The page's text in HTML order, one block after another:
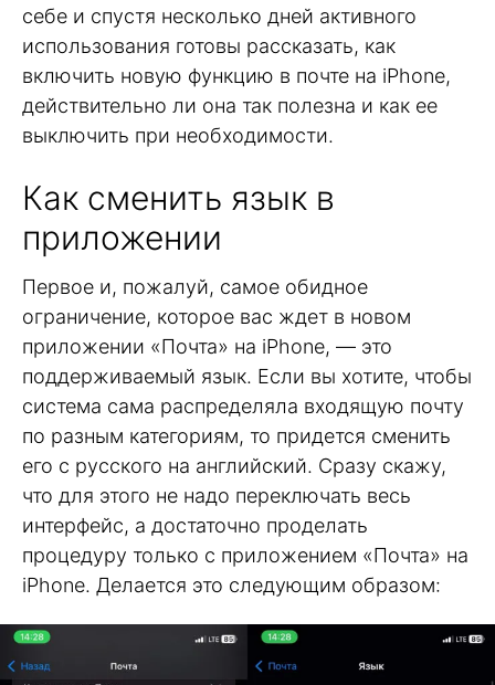
себе и спустя несколько дней активного
использования готовы рассказать, как
включить новую функцию в почте на iPhone,
действительно ли она так полезна и как ее
выключить при необходимости.
Как сменить язык в
приложении
Первое и, пожалуй, самое обидное
ограничение, которое вас ждет в новом
приложении «Почта» на iPhone, — это
поддерживаемый язык. Если вы хотите, чтобы
система сама распределяла входящую почту
по разным категориям, то придется сменить
его с русского на английский. Сразу скажу,
что для этого не надо переключать весь
интерфейс, а достаточно проделать
процедуру только с приложением «Почта» на
iPhone. Делается это следующим образом: